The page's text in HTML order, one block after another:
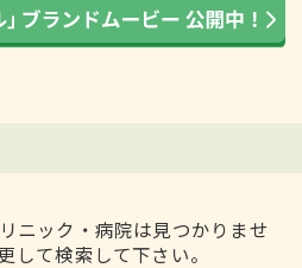
ニック・病院は見つかりませ
して検索して下さい。